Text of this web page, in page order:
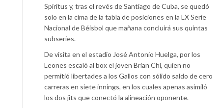
Spíritus y, tras el revés de Santiago de Cuba, se quedó
solo en la cima de la tabla de posiciones en la LX Serie
Nacional de Béisbol que mañana concluirá sus quintas
subseries.
De visita en el estadio José Antonio Huelga, por los
Leones escaló al box el joven Brian Chi, quien no
permitió libertades a los Gallos con sólido saldo de cero
carreras en siete innings, en los cuales apenas asimiló
los dos jits que conectó la alineación oponente.